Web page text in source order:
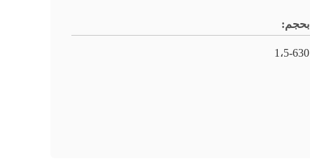
بحجم:
1،5-630